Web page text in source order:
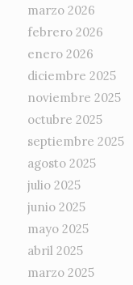
marzo 2026
febrero 2026
enero 2026
diciembre 2025
noviembre 2025
octubre 2025
septiembre 2025
agosto 2025
julio 2025
junio 2025
mayo 2025
abril 2025
marzo 2025